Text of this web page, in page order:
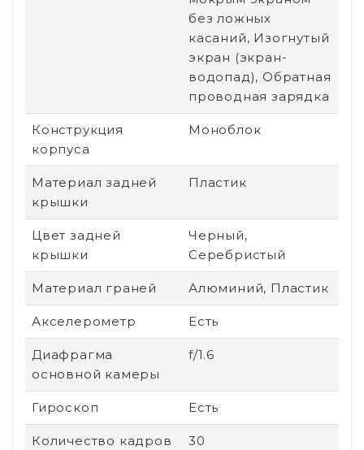
без ложных
касаний, Изогнутый
экран (экран-
водопад), Обратная
проводная зарядка
Конструкция
корпуса
Моноблок
Материал задней
крышки
Пластик
Цвет задней
крышки
Черный,
Серебристый
Материал граней Алюминий, Пластик
Акселерометр Есть
Диафрагма
основной камеры
f/1.6
Гироскоп Есть
Количество кадров
30